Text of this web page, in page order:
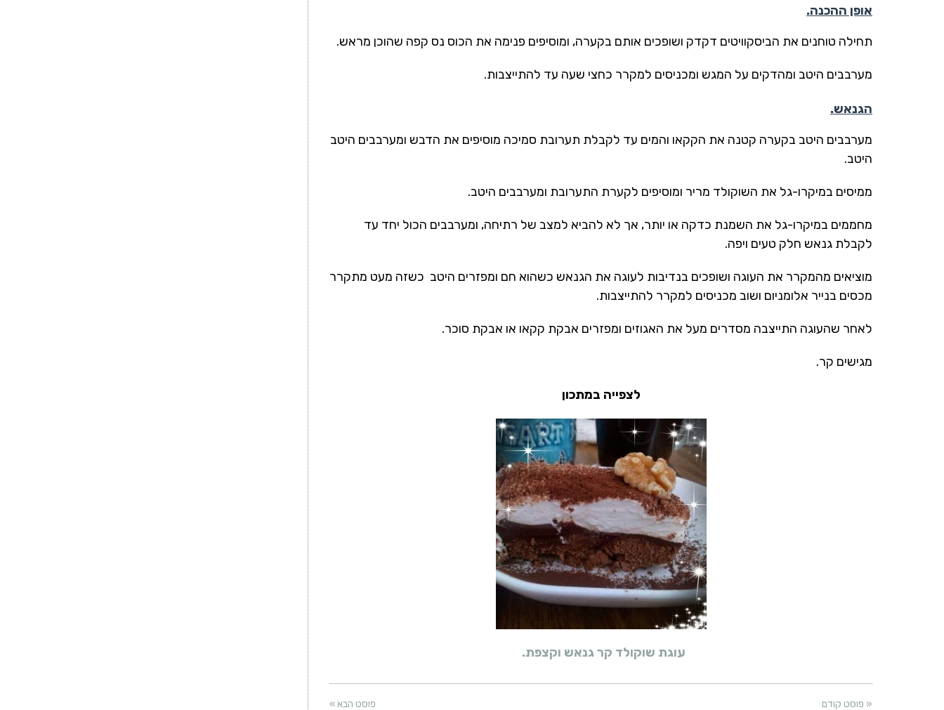
אופן ההכנה.
תחילה טוחנים את הביסקוויטים דקדק ושופכים אותם בקערה, ומוסיפים פנימה את הכוס נס קפה שהוכן מראש.
מערבבים היטב ומהדקים על המגש ומכניסים למקרר כחצי שעה עד להתייצבות.
הגנאש.
מערבבים היטב בקערה קטנה את הקקאו והמים עד לקבלת תערובת סמיכה מוסיפים את הדבש ומערבבים היטב
היטב.
ממיסים במיקרו-גל את השוקולד מריר ומוסיפים לקערת התערובת ומערבבים היטב.
מחממים במיקרו-גל את השמנת כדקה או יותר, אך לא להביא למצב של רתיחה, ומערבבים הכול יחד עד
לקבלת גנאש חלק טעים ויפה.
מוציאים מהמקרר את העוגה ושופכים בנדיבות לעוגה את הגנאש כשהוא חם ומפזרים היטב כשזה מעט מתקרר
מכסים בנייר אלומניום ושוב מכניסים למקרר להתייצבות.
לאחר שהעוגה התייצבה מסדרים מעל את האגוזים ומפזרים אבקת קקאו או אבקת סוכר.
מגישים קר.
לצפייה במתכון
עוגת שוקולד קר גנאש וקצפת.
« פוסט קודם פוסט הבא »